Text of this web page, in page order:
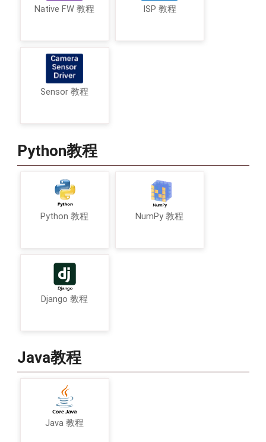
Native FW 教程 ISP 教程
Sensor 教程
Python教程
Python 教程 NumPy 教程
Django 教程
Java教程
Java 教程